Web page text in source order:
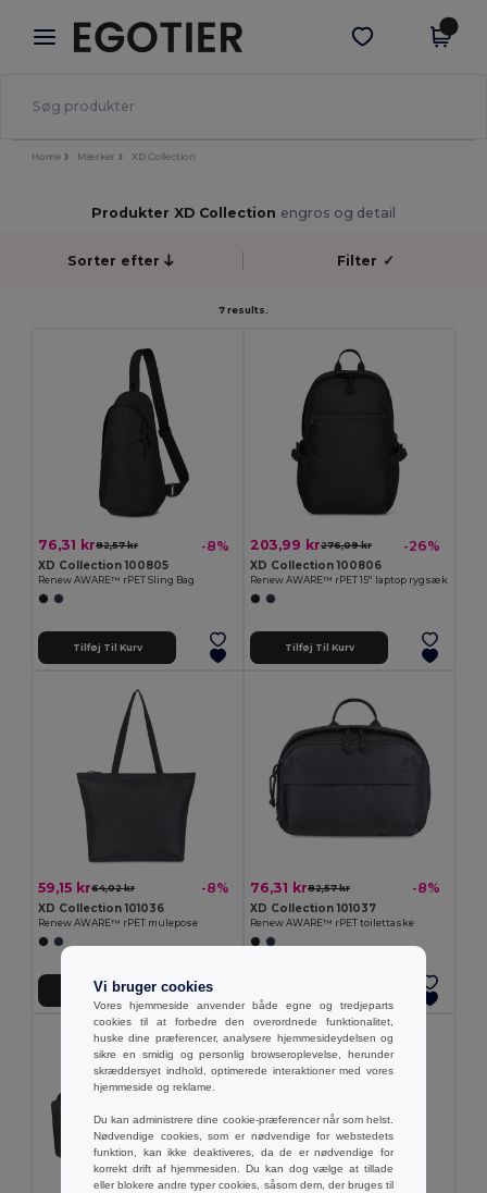
× Egotier-app
Bedre priser i appen!
Hent app
Home Mærker XD Collection
Produkter XD Collection engros og detail
Sorter efter Filter ✓
7 results.
76,31 kr82,57 kr -8%
XD Collection 100805
Renew AWARE™ rPET Sling Bag
Tilføj Til Kurv
203,99 kr276,09 kr -26%
XD Collection 100806
Renew AWARE™ rPET 15'' laptop rygsæk
Tilføj Til Kurv
59,15 kr64,02 kr -8%
XD Collection 101036
Renew AWARE™ rPET mulepose
Tilføj Til Kurv
76,31 kr82,57 kr -8%
XD Collection 101037
Renew AWARE™ rPET toilettaske
Vi bruger cookies
Vores hjemmeside anvender både egne og tredjeparts
cookies til at forbedre den overordnede funktionalitet,
huske dine præferencer, analysere hjemmesideydelsen og
sikre en smidig og personlig browseroplevelse, herunder
skræddersyet indhold, optimerede interaktioner med vores
hjemmeside og reklame.
Du kan administrere dine cookie-præferencer når som helst.
Nødvendige cookies, som er nødvendige for webstedets
funktion, kan ikke deaktiveres, da de er nødvendige for
korrekt drift af hjemmesiden. Du kan dog vælge at tillade
eller blokere andre typer cookies, såsom dem, der bruges til